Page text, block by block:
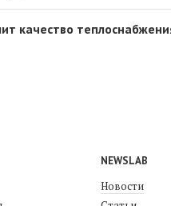
качество
NEWSLAB
Новости